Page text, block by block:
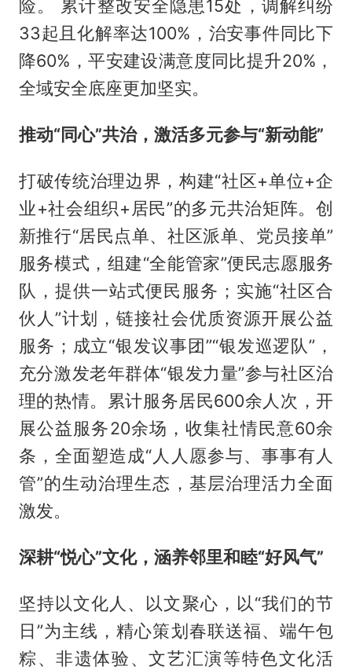
险。 累计整改安全隐患15处，调解纠纷
33起且化解率达100%，治安事件同比下
降60%，平安建设满意度同比提升20%，
全域安全底座更加坚实。
推动“同心”共治，激活多元参与“新动能”
打破传统治理边界，构建“社区+单位+企
业+社会组织+居民”的多元共治矩阵。创
新推行“居民点单、社区派单、党员接单”
服务模式，组建“全能管家”便民志愿服务
队，提供一站式便民服务；实施“社区合
伙人”计划，链接社会优质资源开展公益
服务；成立“银发议事团”“银发巡逻队”，
充分激发老年群体“银发力量”参与社区治
理的热情。累计服务居民600余人次，开
展公益服务20余场，收集社情民意60余
条，全面塑造成“人人愿参与、事事有人
管”的生动治理生态，基层治理活力全面
激发。
深耕“悦心”文化，涵养邻里和睦“好风气”
坚持以文化人、以文聚心，以“我们的节
日”为主线，精心策划春联送福、端午包
粽、非遗体验、文艺汇演等特色文化活